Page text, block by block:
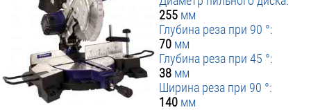
Ременной
Шестереночный
Есть
▼ Подсветка:
Нет
▼ Лазерный указатель:
Есть
Нет
▼ Вес инструмента кг:
от
до
ПРИМЕНИТЬ ФИЛЬТР
255 мм
Глубина реза при 90 °:
70 мм
Глубина реза при 45 °:
38 мм
Ширина реза при 90 °:
140 мм